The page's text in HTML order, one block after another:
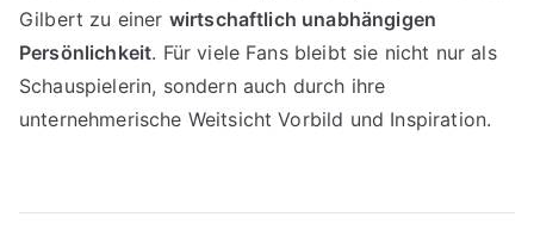
Gilbert zu einer wirtschaftlich unabhängigen
Persönlichkeit. Für viele Fans bleibt sie nicht nur als
Schauspielerin, sondern auch durch ihre
unternehmerische Weitsicht Vorbild und Inspiration.